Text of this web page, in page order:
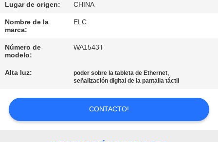
DE
CALIDAD
ÉNTRENOS
EN
CONTACTO
CON
Lugar de origen: CHINA
Nombre de la
marca:
ELC
Número de
modelo:
WA1543T
Alta luz: poder sobre la tableta de Ethernet,
señalización digital de la pantalla táctil
CONTACTO!